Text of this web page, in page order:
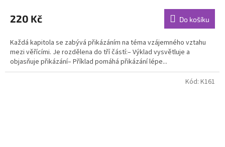
220 Kč Do košíku
Každá kapitola se zabývá přikázáním na téma vzájemného vztahu
mezi věřícími. Je rozdělena do tří částí:– Výklad vysvětluje a
objasňuje přikázání– Příklad pomáhá přikázání lépe...
Kód: K161